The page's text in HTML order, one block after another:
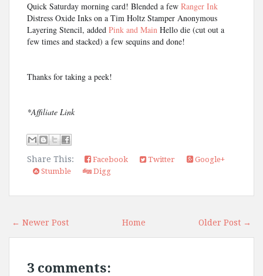
Quick Saturday morning card! Blended a few
Distress Oxide Inks on a Tim Holtz Stamper Anonymous
Layering Stencil, added Pink and Main Hello die (cut out a
few times and stacked) a few sequins and done!
Thanks for taking a peek!
*Affiliate Link
Share This: Facebook Twitter
Google+
Stumble
Digg
← Newer Post Older Post →
Home
3 comments: